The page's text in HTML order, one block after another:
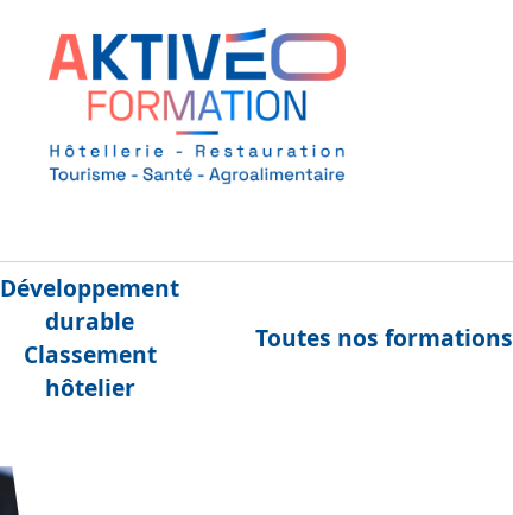
Développement
durable
Classement
hôtelier
Toutes nos formations